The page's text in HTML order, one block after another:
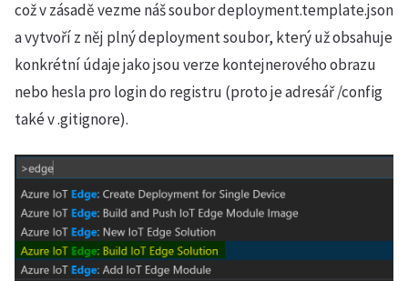
což v zásadě vezme náš soubor deployment.template.json
a vytvoří z něj plný deployment soubor, který už obsahuje
konkrétní údaje jako jsou verze kontejnerového obrazu
nebo hesla pro login do registru (proto je adresář /config
také v .gitignore).